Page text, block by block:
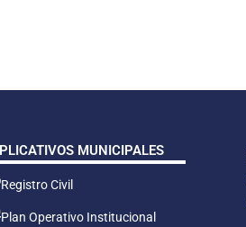
MUNICIPALES
Registro Civil
Plan Operativo Institucional